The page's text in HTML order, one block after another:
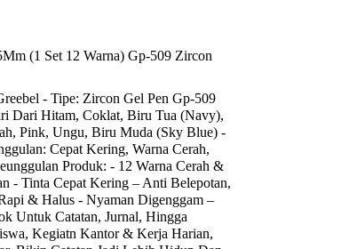
(1 Set 12 Warna) Gp-509 Zircon
- Tipe: Zircon Gel Pen Gp-509
Dari Hitam, Coklat, Biru Tua (Navy),
Pink, Ungu, Biru Muda (Sky Blue) -
Cepat Kering, Warna Cerah,
Produk: - 12 Warna Cerah &
- Tinta Cepat Kering – Anti Belepotan,
& Halus - Nyaman Digenggam –
Untuk Catatan, Jurnal, Hingga
Kegiatn Kantor & Kerja Harian,